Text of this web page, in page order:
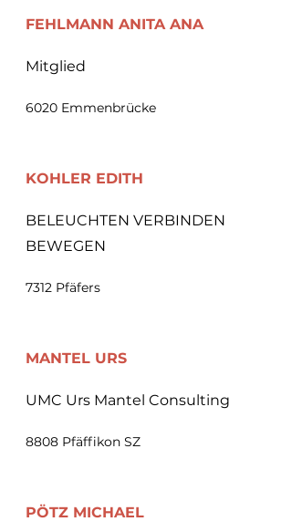
FEHLMANN ANITA ANA
Mitglied
6020 Emmenbrücke
KOHLER EDITH
BELEUCHTEN VERBINDEN
BEWEGEN
7312 Pfäfers
MANTEL URS
UMC Urs Mantel Consulting
8808 Pfäffikon SZ
PÖTZ MICHAEL